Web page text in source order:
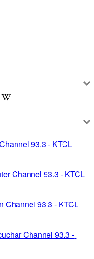
93.3 - KTCL
Channel 93.3 - KTCL
Channel 93.3 - KTCL
Channel 93.3 -